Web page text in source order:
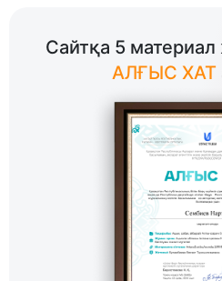
Сайтқа 5 материал
АЛҒЫС ХАТ